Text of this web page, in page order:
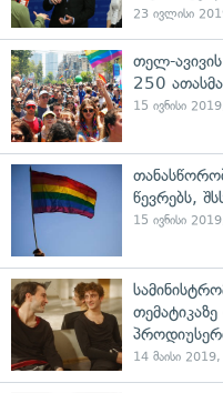
23 ივლისი
თელ-
250
15 ივნისი
წევრებს,
15 ივნისი
14 მაისი